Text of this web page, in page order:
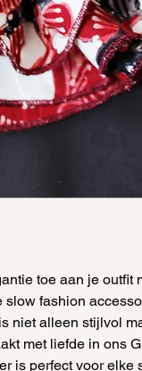
toe aan je outfit
slow fashion
niet alleen stijlvol
met liefde in ons
is perfect voor